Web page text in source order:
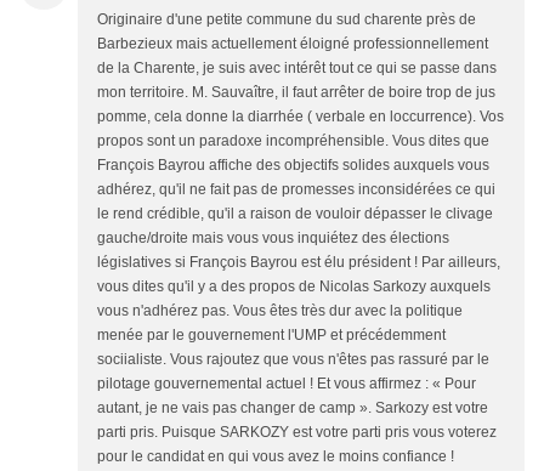
Originaire d'une petite commune du sud charente près de
Barbezieux mais actuellement éloigné professionnellement
de la Charente, je suis avec intérêt tout ce qui se passe dans
mon territoire. M. Sauvaître, il faut arrêter de boire trop de jus
pomme, cela donne la diarrhée ( verbale en loccurrence). Vos
propos sont un paradoxe incompréhensible. Vous dites que
François Bayrou affiche des objectifs solides auxquels vous
adhérez, qu'il ne fait pas de promesses inconsidérées ce qui
le rend crédible, qu'il a raison de vouloir dépasser le clivage
gauche/droite mais vous vous inquiétez des élections
législatives si François Bayrou est élu président ! Par ailleurs,
vous dites qu'il y a des propos de Nicolas Sarkozy auxquels
vous n'adhérez pas. Vous êtes très dur avec la politique
menée par le gouvernement l'UMP et précédemment
sociialiste. Vous rajoutez que vous n'êtes pas rassuré par le
pilotage gouvernemental actuel ! Et vous affirmez : « Pour
autant, je ne vais pas changer de camp ». Sarkozy est votre
parti pris. Puisque SARKOZY est votre parti pris vous voterez
pour le candidat en qui vous avez le moins confiance !